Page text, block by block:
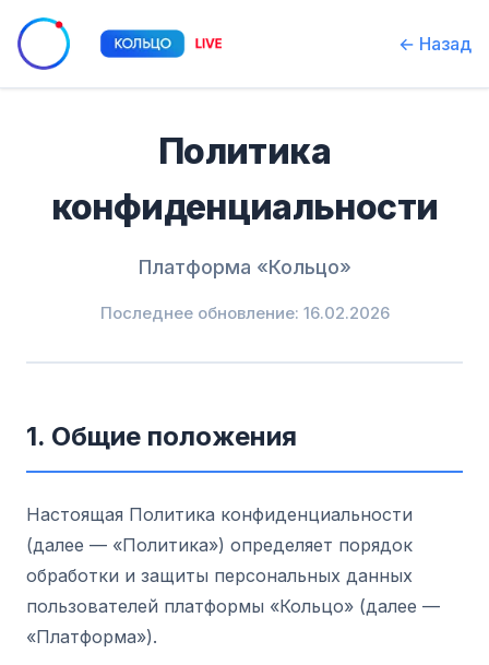
← Назад
Политика
конфиденциальности
Платформа «Кольцо»
Последнее обновление: 16.02.2026
1. Общие положения
Настоящая Политика конфиденциальности
(далее — «Политика») определяет порядок
обработки и защиты персональных данных
пользователей платформы «Кольцо» (далее —
«Платформа»).